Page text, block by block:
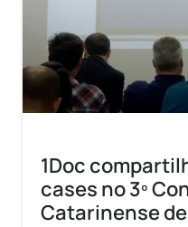
1Doc
cases no 3º
Catarinense